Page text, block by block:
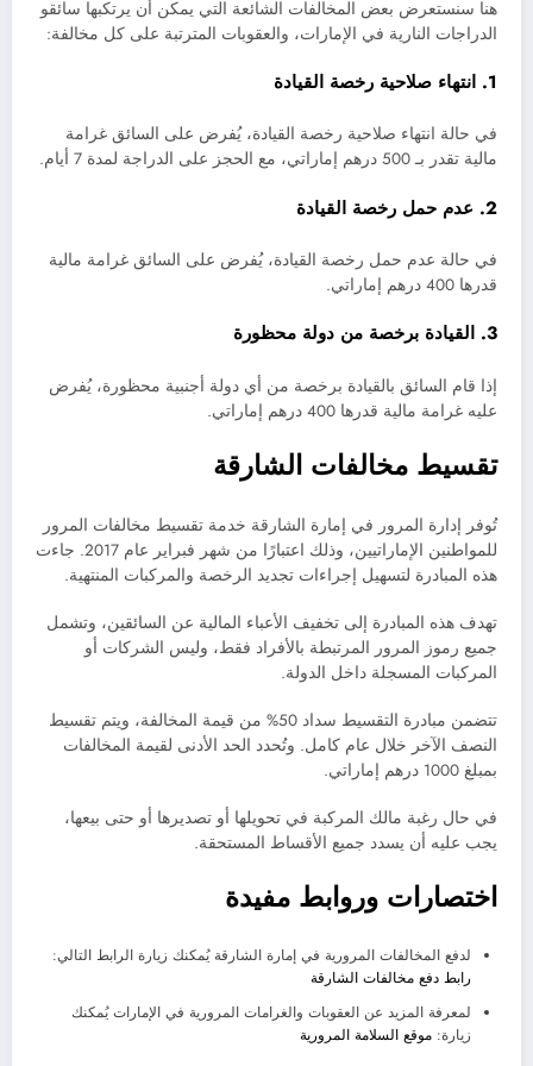
هنا سنستعرض بعض المخالفات الشائعة التي يمكن أن يرتكبها سائقو
الدراجات النارية في الإمارات، والعقوبات المترتبة على كل مخالفة:
1. انتهاء صلاحية رخصة القيادة
في حالة انتهاء صلاحية رخصة القيادة، يُفرض على السائق غرامة
مالية تقدر بـ 500 درهم إماراتي، مع الحجز على الدراجة لمدة 7 أيام.
2. عدم حمل رخصة القيادة
في حالة عدم حمل رخصة القيادة، يُفرض على السائق غرامة مالية
قدرها 400 درهم إماراتي.
3. القيادة برخصة من دولة محظورة
إذا قام السائق بالقيادة برخصة من أي دولة أجنبية محظورة، يُفرض
عليه غرامة مالية قدرها 400 درهم إماراتي.
تقسيط مخالفات الشارقة
تُوفر إدارة المرور في إمارة الشارقة خدمة تقسيط مخالفات المرور
للمواطنين الإماراتيين، وذلك اعتبارًا من شهر فبراير عام 2017. جاءت
هذه المبادرة لتسهيل إجراءات تجديد الرخصة والمركبات المنتهية.
تهدف هذه المبادرة إلى تخفيف الأعباء المالية عن السائقين، وتشمل
جميع رموز المرور المرتبطة بالأفراد فقط، وليس الشركات أو
المركبات المسجلة داخل الدولة.
تتضمن مبادرة التقسيط سداد 50% من قيمة المخالفة، ويتم تقسيط
النصف الآخر خلال عام كامل. وتُحدد الحد الأدنى لقيمة المخالفات
بمبلغ 1000 درهم إماراتي.
في حال رغبة مالك المركبة في تحويلها أو تصديرها أو حتى بيعها،
يجب عليه أن يسدد جميع الأقساط المستحقة.
اختصارات وروابط مفيدة
لدفع المخالفات المرورية في إمارة الشارقة يُمكنك زيارة الرابط التالي:
رابط دفع مخالفات الشارقة
لمعرفة المزيد عن العقوبات والغرامات المرورية في الإمارات يُمكنك
زيارة: موقع السلامة المرورية